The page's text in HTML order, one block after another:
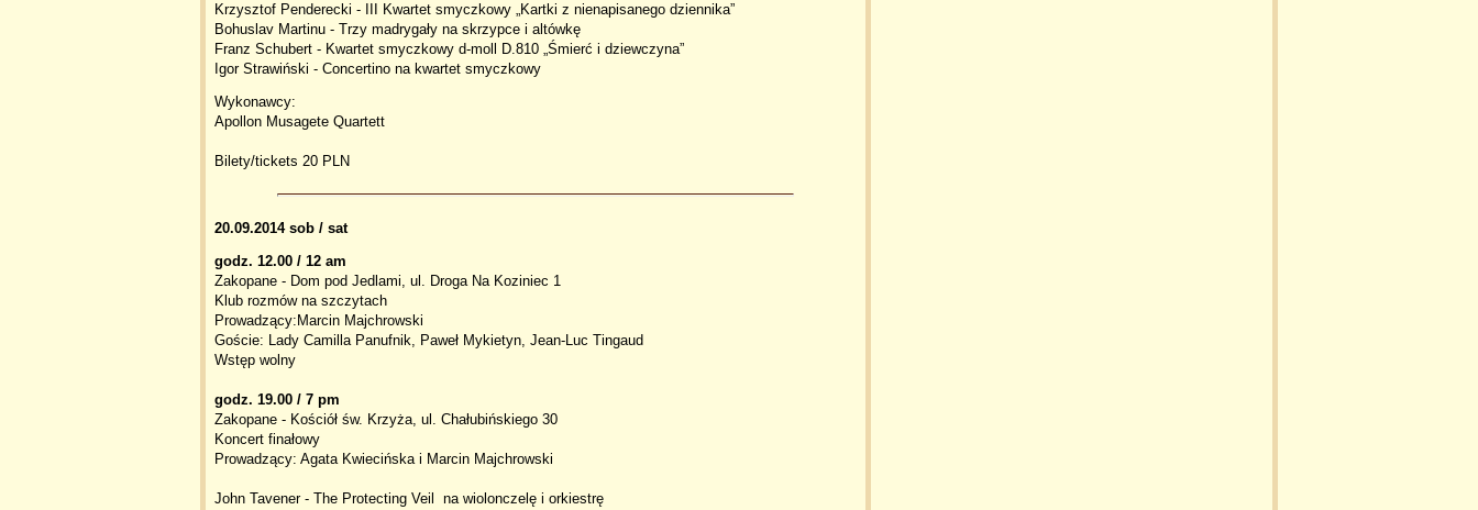
Krzysztof Penderecki - III Kwartet smyczkowy „Kartki z nienapisanego dziennika”
Bohuslav Martinu - Trzy madrygały na skrzypce i altówkę
Franz Schubert - Kwartet smyczkowy d-moll D.810 „Śmierć i dziewczyna”
Igor Strawiński - Concertino na kwartet smyczkowy
Wykonawcy:
Apollon Musagete Quartett
Bilety/tickets 20 PLN
20.09.2014 sob / sat
godz. 12.00 / 12 am
Zakopane - Dom pod Jedlami, ul. Droga Na Koziniec 1
Klub rozmów na szczytach
Prowadzący:Marcin Majchrowski
Goście: Lady Camilla Panufnik, Paweł Mykietyn, Jean-Luc Tingaud
Wstęp wolny
godz. 19.00 / 7 pm
Zakopane - Kościół św. Krzyża, ul. Chałubińskiego 30
Koncert finałowy
Prowadzący: Agata Kwiecińska i Marcin Majchrowski
John Tavener - The Protecting Veil na wiolonczelę i orkiestrę